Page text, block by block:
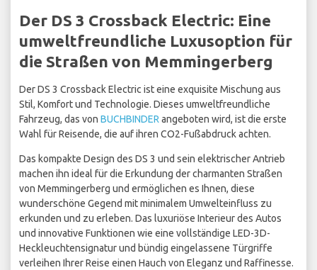
Der DS 3 Crossback Electric: Eine
umweltfreundliche Luxusoption für
die Straßen von Memmingerberg
Der DS 3 Crossback Electric ist eine exquisite Mischung aus
Stil, Komfort und Technologie. Dieses umweltfreundliche
Fahrzeug, das von BUCHBINDER angeboten wird, ist die erste
Wahl für Reisende, die auf ihren CO2-Fußabdruck achten.
Das kompakte Design des DS 3 und sein elektrischer Antrieb
machen ihn ideal für die Erkundung der charmanten Straßen
von Memmingerberg und ermöglichen es Ihnen, diese
wunderschöne Gegend mit minimalem Umwelteinfluss zu
erkunden und zu erleben. Das luxuriöse Interieur des Autos
und innovative Funktionen wie eine vollständige LED-3D-
Heckleuchtensignatur und bündig eingelassene Türgriffe
verleihen Ihrer Reise einen Hauch von Eleganz und Raffinesse.